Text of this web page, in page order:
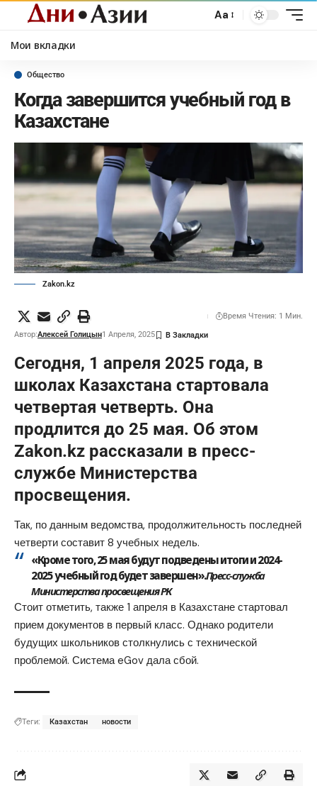
Aa
Мои вкладки
Общество
Когда завершится учебный год в
Казахстане
Zakon.kz
Автор:Алексей Голицын1 Апреля, 2025
Время Чтения: 1 Мин.
Сегодня, 1 апреля 2025 года, в
школах Казахстана стартовала
четвертая четверть. Она
продлится до 25 мая. Об этом
Zakon.kz рассказали в пресс-
службе Министерства
просвещения.
Так, по данным ведомства, продолжительность последней
четверти составит 8 учебных недель.
«Кроме того, 25 мая будут подведены итоги и 2024-
2025 учебный год будет завершен».Пресс-служба
Министерства просвещения РК
Стоит отметить, также 1 апреля в Казахстане стартовал
прием документов в первый класс. Однако родители
будущих школьников столкнулись с технической
проблемой. Система eGov дала сбой.
Теги: Казахстан новости